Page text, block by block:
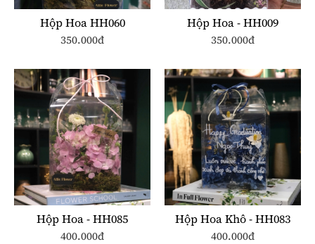
Hộp Hoa HH060
350.000đ
Hộp Hoa - HH009
350.000đ
Hộp Hoa - HH085
400.000đ
Hộp Hoa Khô - HH083
400.000đ